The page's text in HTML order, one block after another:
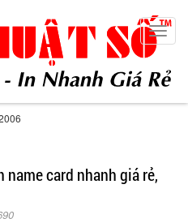
name card nhanh giá rẻ,